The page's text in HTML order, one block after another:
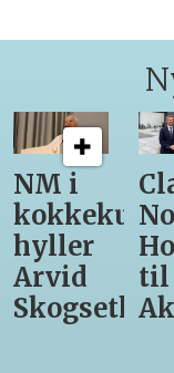
Classic
Norway
Hotels
til
Akershus
til